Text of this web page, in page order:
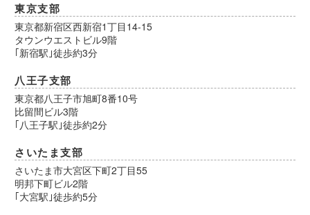
東京支部
東京都新宿区西新宿1丁目14-15
タウンウエストビル9階
｢新宿駅｣徒歩約3分
八王子支部
東京都八王子市旭町8番10号
比留間ビル3階
｢八王子駅｣徒歩約2分
さいたま支部
さいたま市大宮区下町2丁目55
明邦下町ビル2階
｢大宮駅｣徒歩約5分